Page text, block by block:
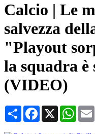
Calcio | Le
salvezza
"Playout
la squadra è
(VIDEO)
CondividiFacebook
X